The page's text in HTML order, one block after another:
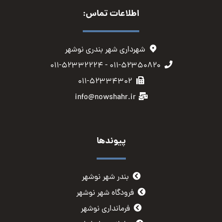
اطلاعات تماس:
شهرداری شهر بندری نوشهر
۰۱۱-۵۲۳۵۰۸۲۰ - ۰۱۱-۵۲۳۳۲۲۲۴
۰۱۱-۵۲۳۳۴۳۰۲
info@nowshahr.ir
پیوندها
بندر شهر نوشهر
فرودگاه شهر نوشهر
فرمانداری نوشهر